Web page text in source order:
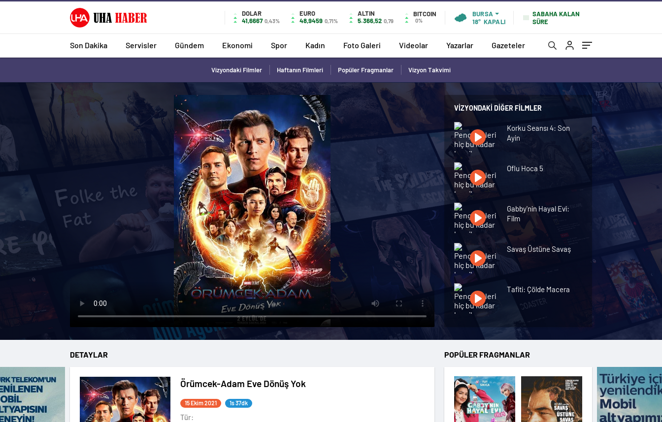
DOLAR
41,6667 0,43%
EURO
48,9459 0,71%
ALTIN
5.366,52 0,79
BITCOIN
0%
BURSA
18° KAPALI
SABAHA KALAN
SÜRE
Son Dakika Servisler Gündem Ekonomi Spor Kadın Foto Galeri Videolar Yazarlar Gazeteler
Vizyondaki Filmler Haftanın Filmleri Popüler Fragmanlar Vizyon Takvimi
VIZYONDAKI DIĞER FILMLER
Korku Seansı 4: Son
Ayin
Oflu Hoca 5
Gabby'nin Hayal Evi:
Film
Savaş Üstüne Savaş
Tafiti: Çölde Macera
Demon Slayer:
Kimetsu no Yaiba
Super Charlie
DETAYLAR
Örümcek-Adam Eve Dönüş Yok
15 Ekim 2021 1s 37dk
Tür:
POPÜLER FRAGMANLAR